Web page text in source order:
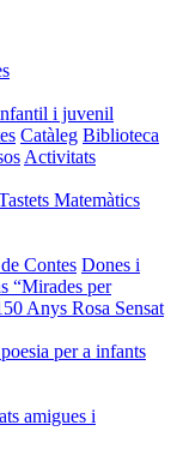
i juvenil
Catàleg Biblioteca
Activitats
Matemàtics
Contes Dones i
“Mirades per
Anys Rosa Sensat
per a infants
amigues i